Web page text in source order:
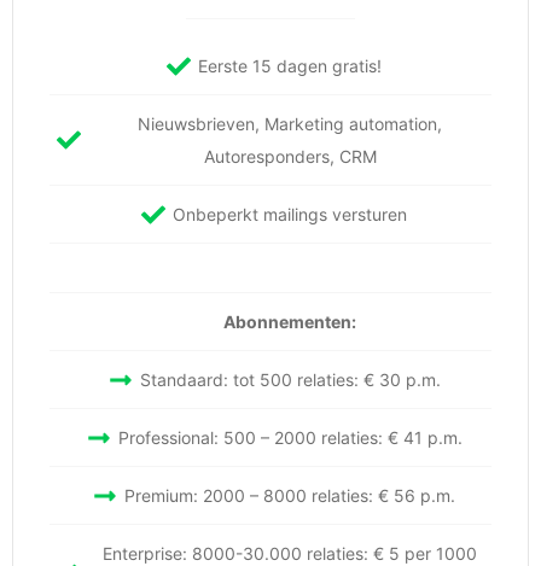
Eerste 15 dagen gratis!
Nieuwsbrieven, Marketing automation,
Autoresponders, CRM
Onbeperkt mailings versturen
Abonnementen:
Standaard: tot 500 relaties: € 30 p.m.
Professional: 500 – 2000 relaties: € 41 p.m.
Premium: 2000 – 8000 relaties: € 56 p.m.
Enterprise: 8000-30.000 relaties: € 5 per 1000